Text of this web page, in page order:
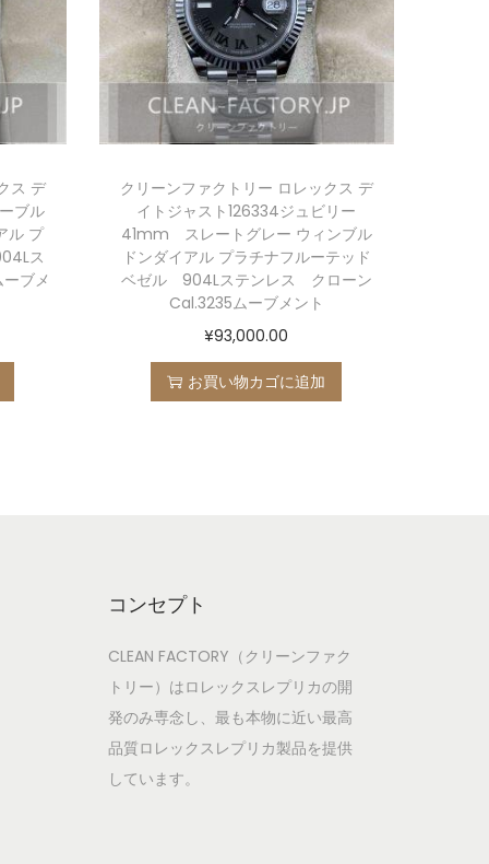
ス デ
ブル
ル プ
ス
ブメ
クリーンファクトリー ロレックス デ
イトジャスト126334ジュビリー
41mm スレートグレー ウィンブル
ドンダイアル プラチナフルーテッド
ベゼル 904Lステンレス クローン
Cal.3235ムーブメント
¥93,000.00
お買い物カゴに追加
コンセプト
CLEAN FACTORY（クリーンファク
トリー）はロレックスレプリカの開
発のみ専念し、最も本物に近い最高
品質ロレックスレプリカ製品を提供
しています。